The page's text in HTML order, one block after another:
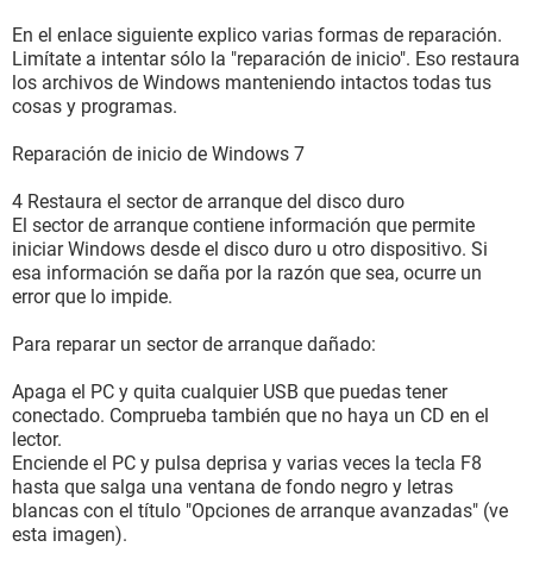
En el enlace siguiente explico varias formas de reparación.
Limítate a intentar sólo la "reparación de inicio". Eso restaura
los archivos de Windows manteniendo intactos todas tus
cosas y programas.
Reparación de inicio de Windows 7
4 Restaura el sector de arranque del disco duro
El sector de arranque contiene información que permite
iniciar Windows desde el disco duro u otro dispositivo. Si
esa información se daña por la razón que sea, ocurre un
error que lo impide.
Para reparar un sector de arranque dañado:
Apaga el PC y quita cualquier USB que puedas tener
conectado. Comprueba también que no haya un CD en el
lector.
Enciende el PC y pulsa deprisa y varias veces la tecla F8
hasta que salga una ventana de fondo negro y letras
blancas con el título "Opciones de arranque avanzadas" (ve
esta imagen).